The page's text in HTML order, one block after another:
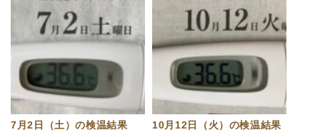
7月2日（土）の検温結果 10月12日（火）の検温結果